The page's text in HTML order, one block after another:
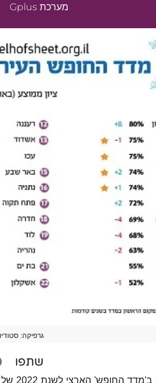
מערכת Gplus
גרפיקה:
שתפו